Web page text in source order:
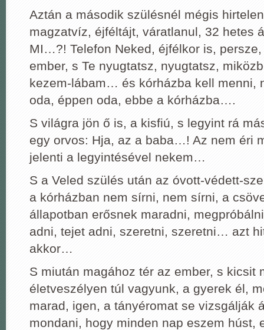
Aztán a második szülésnél mégis
magzatvíz, éjféltájt, váratlanul, 32 hetes
MI…?! Telefon Neked, éjfélkor is,
ember, s Te nyugtatsz, nyugtatsz,
kezem-lábam… és kórházba kell menni,
oda, éppen oda, ebbe a kórházba….
S világra jön ő is, a kisfiú, s legyint rá
egy orvos: Hja, az a baba…! Az nem éri
jelenti a legyintésével nekem…
S a Veled szülés után az óvott-védett-
a kórházban nem sírni, nem sírni, a
állapotban erősnek maradni,
adni, tejet adni, szeretni, szeretni… azt
akkor…
S miután magához tér az ember, s kicsit
életveszélyen túl vagyunk, a gyerek él,
marad, igen, a tányéromat se vizsgálják
mondani, hogy minden nap eszem húst,